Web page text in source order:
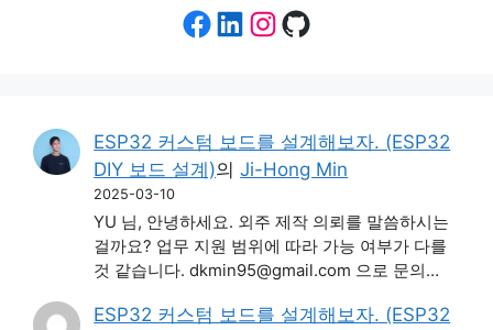
Facebook
LinkedIn
Instagram
GitHub
ESP32 커스텀 보드를 설계해보자. (ESP32
DIY 보드 설계)의Ji-Hong Min
2025-03-10
YU 님, 안녕하세요. 외주 제작 의뢰를 말씀하시는
걸까요? 업무 지원 범위에 따라 가능 여부가 다를
것 같습니다. dkmin95@gmail.com 으로 문의…
ESP32 커스텀 보드를 설계해보자. (ESP32